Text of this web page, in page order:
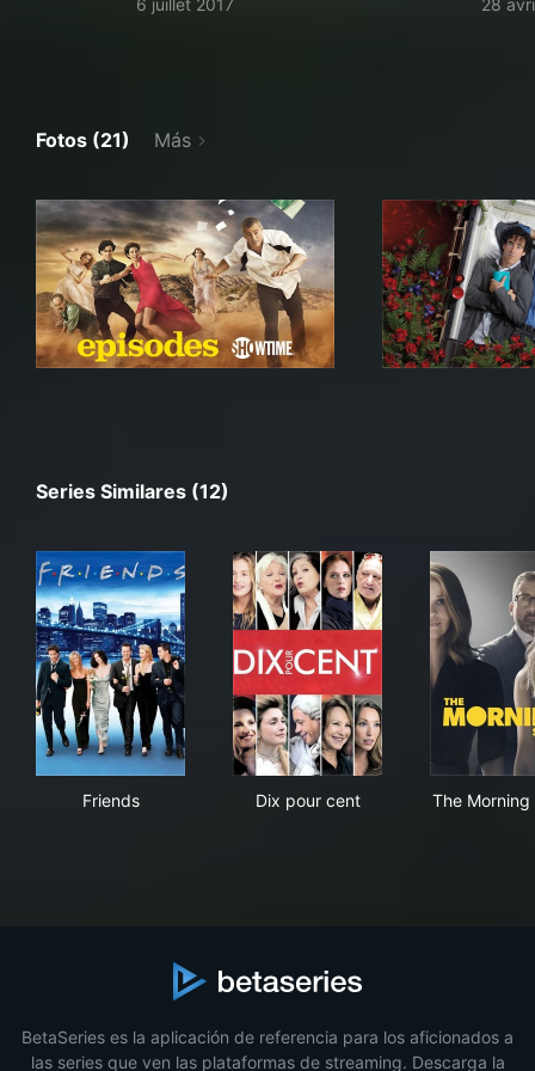
6 juillet 2017
28
Fotos (21) Más
Series Similares (12)
Friends Dix pour cent The Morning
BetaSeries es la aplicación de referencia para los aficionados a
las series que ven las plataformas de streaming. Descarga la